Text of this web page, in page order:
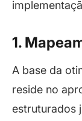
1.
A base da
reside no
estruturados